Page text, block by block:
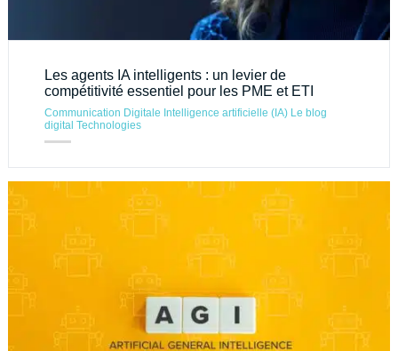
Les agents IA intelligents : un levier de
compétitivité essentiel pour les PME et ETI
Communication Digitale Intelligence artificielle (IA) Le blog
digital Technologies